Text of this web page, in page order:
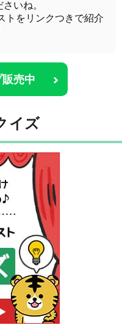
いね。
トをリンクつきで紹介
販売中
イズ